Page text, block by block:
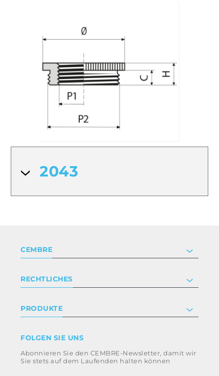
2043
CEMBRE
Zertifizierung
Arbeite mit uns
RECHTLICHES
Geschäftsbedingungen
Whistleblowing
Ethikkodex und Antikorruptionsrichtlinie der
Gruppe
PRODUKTE
Energie
FOLGEN SIE UNS
Abonnieren Sie den CEMBRE-Newsletter, damit wir
Sie stets auf dem Laufenden halten können